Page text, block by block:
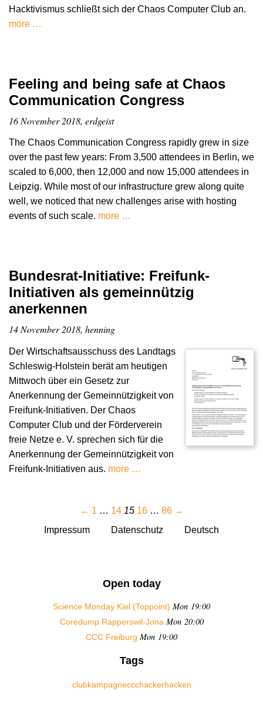
Hacktivismus schließt sich der Chaos Computer Club an.
more …
Feeling and being safe at Chaos
Communication Congress
16 November 2018, erdgeist
The Chaos Communication Congress rapidly grew in size
over the past few years: From 3,500 attendees in Berlin, we
scaled to 6,000, then 12,000 and now 15,000 attendees in
Leipzig. While most of our infrastructure grew along quite
well, we noticed that new challenges arise with hosting
events of such scale. more …
Bundesrat-Initiative: Freifunk-
Initiativen als gemeinnützig
anerkennen
14 November 2018, henning
Der Wirtschaftsausschuss des Landtags
Schleswig-Holstein berät am heutigen
Mittwoch über ein Gesetz zur
Anerkennung der Gemeinnützigkeit von
Freifunk-Initiativen. Der Chaos
Computer Club und der Förderverein
freie Netze e. V. sprechen sich für die
Anerkennung der Gemeinnützigkeit von
Freifunk-Initiativen aus. more …
← 1 … 14 15 16 … 86 →
Impressum
Datenschutz Deutsch
Open today
Science Monday Kiel (Toppoint) Mon 19:00
Coredump Rapperswil-Jona Mon 20:00
CCC Freiburg Mon 19:00
Tags
clubkampagneccchackerhacken